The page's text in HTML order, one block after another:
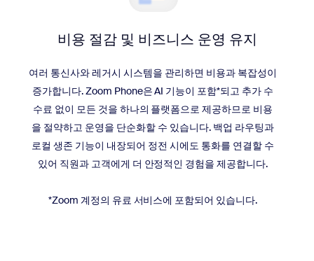
비용 절감 및 비즈니스 운영 유지
여러 통신사와 레거시 시스템을 관리하면 비용과 복잡성이
증가합니다. Zoom Phone은 AI 기능이 포함*되고 추가 수
수료 없이 모든 것을 하나의 플랫폼으로 제공하므로 비용
을 절약하고 운영을 단순화할 수 있습니다. 백업 라우팅과
로컬 생존 기능이 내장되어 정전 시에도 통화를 연결할 수
있어 직원과 고객에게 더 안정적인 경험을 제공합니다.
*Zoom 계정의 유료 서비스에 포함되어 있습니다.